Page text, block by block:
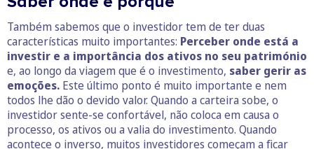
Também sabemos que o investidor tem de ter duas
características muito importantes: Perceber onde está a
investir e a importância dos ativos no seu património
e, ao longo da viagem que é o investimento, saber gerir as
emoções. Este último ponto é muito importante e nem
todos lhe dão o devido valor. Quando a carteira sobe, o
investidor sente-se confortável, não coloca em causa o
processo, os ativos ou a valia do investimento. Quando
acontece o inverso, muitos investidores começam a ficar